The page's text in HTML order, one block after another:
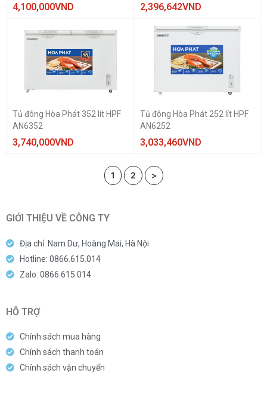
4,100,000VND 2,396,642VND
Tủ đông Hòa Phát 352 lít HPF
AN6352
3,740,000VND
Tủ đông Hòa Phát 252 lít HPF
AN6252
3,033,460VND
1 2 >
GIỚI THIỆU VỀ CÔNG TY
Địa chỉ: Nam Dư, Hoàng Mai, Hà Nội
Hotline: 0866.615.014
Zalo: 0866.615.014
HỖ TRỢ
Chính sách mua hàng
Chính sách thanh toán
Chính sách vận chuyển